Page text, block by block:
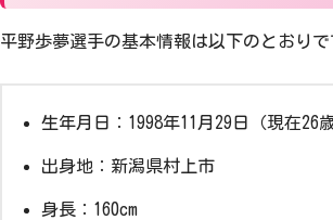
平野歩夢選手の基本情報は以下のとおりで
生年月日：1998年11月29日（現在26歳
出身地：新潟県村上市
身長：160cm